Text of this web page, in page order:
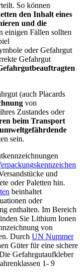
So können
den Inhalt eines
und die
einigen Fällen sollten
oder Gefahrgut
Gefahrgut
(auch Placards
von
Zustandes oder
beim Transport
umweltgefährdende
sein.
und
oder Paletten hin.
beinhaltet
oder
enthalten. Im Bereich
Sie Lithium Ionen
von
Durch UN Nummer
Güter für eine sichere
Gefahrgutaufkleber
1- 9